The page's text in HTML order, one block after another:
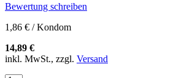
Bewertung schreiben
1,86 € / Kondom
14,89 €
inkl. MwSt., zzgl. Versand